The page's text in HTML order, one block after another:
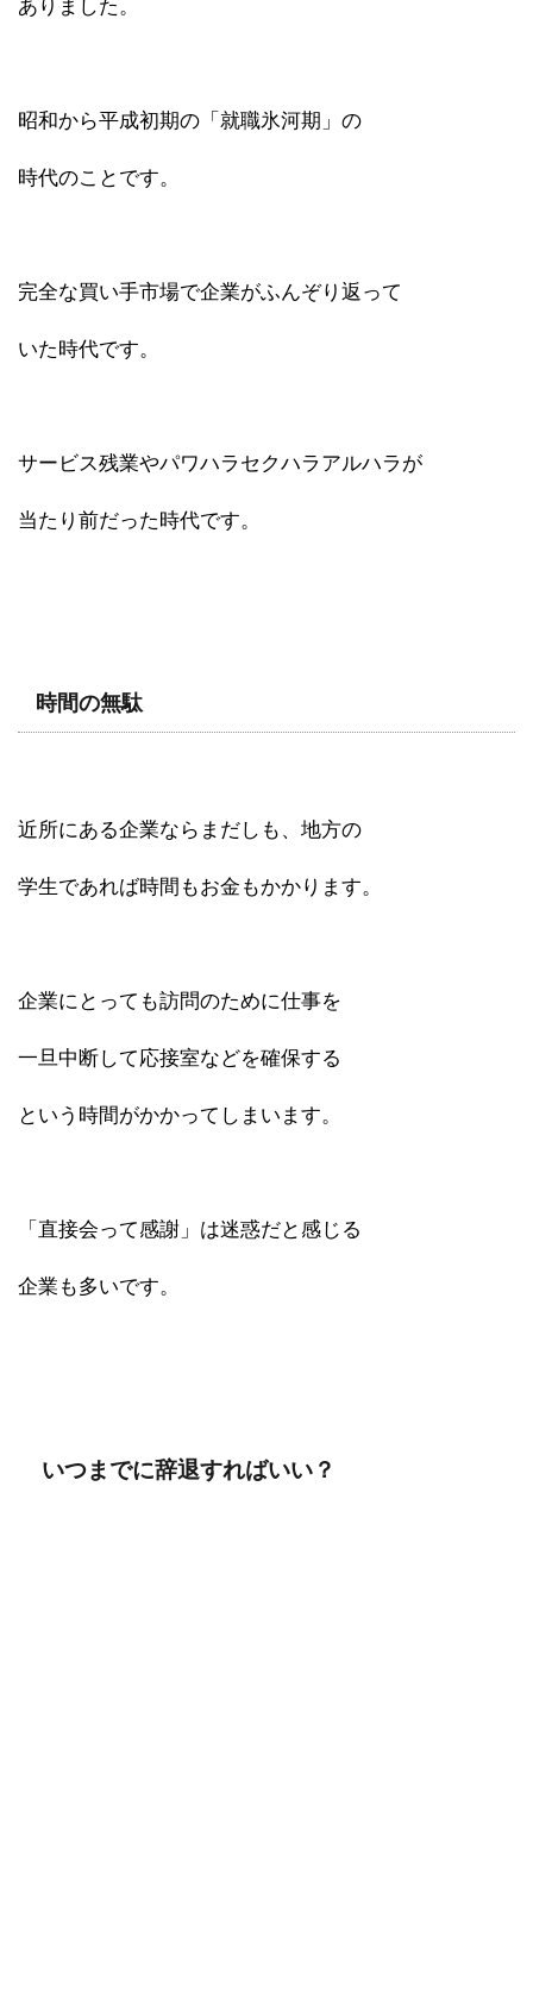
ありました。
昭和から平成初期の「就職氷河期」の
時代のことです。
完全な買い手市場で企業がふんぞり返って
いた時代です。
サービス残業やパワハラセクハラアルハラが
当たり前だった時代です。
時間の無駄
近所にある企業ならまだしも、地方の
学生であれば時間もお金もかかります。
企業にとっても訪問のために仕事を
一旦中断して応接室などを確保する
という時間がかかってしまいます。
「直接会って感謝」は迷惑だと感じる
企業も多いです。
いつまでに辞退すればいい？